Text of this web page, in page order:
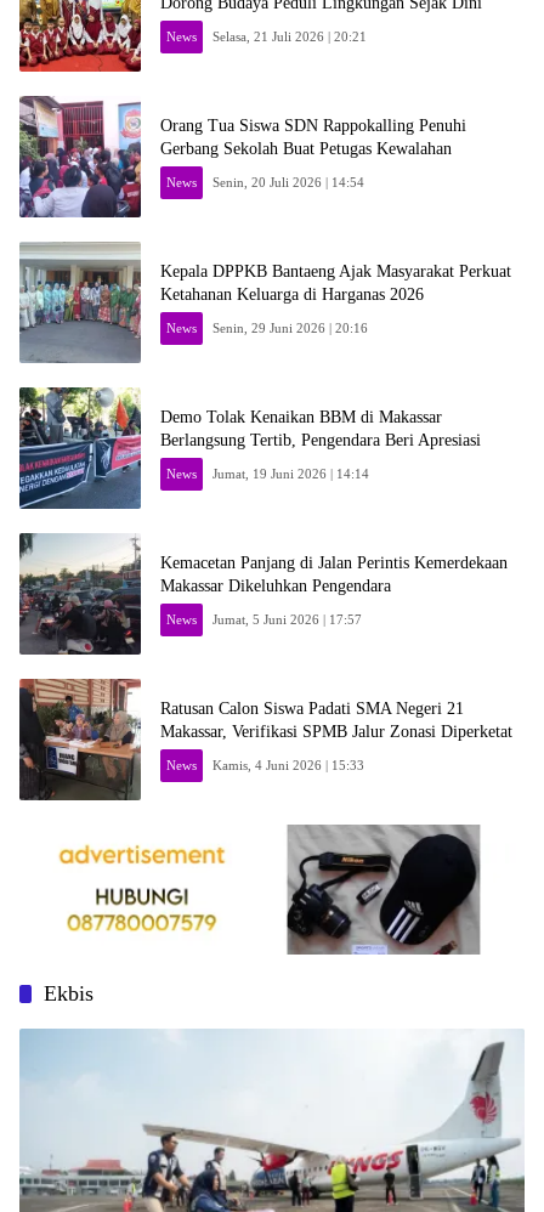
News Selasa, 21 Juli 2026 | 20:21
Orang Tua Siswa SDN Rappokalling Penuhi
Gerbang Sekolah Buat Petugas Kewalahan
News Senin, 20 Juli 2026 | 14:54
Kepala DPPKB Bantaeng Ajak Masyarakat Perkuat
Ketahanan Keluarga di Harganas 2026
News Senin, 29 Juni 2026 | 20:16
Demo Tolak Kenaikan BBM di Makassar
Berlangsung Tertib, Pengendara Beri Apresiasi
News Jumat, 19 Juni 2026 | 14:14
Kemacetan Panjang di Jalan Perintis Kemerdekaan
Makassar Dikeluhkan Pengendara
News Jumat, 5 Juni 2026 | 17:57
Ratusan Calon Siswa Padati SMA Negeri 21
Makassar, Verifikasi SPMB Jalur Zonasi Diperketat
News Kamis, 4 Juni 2026 | 15:33
Ekbis